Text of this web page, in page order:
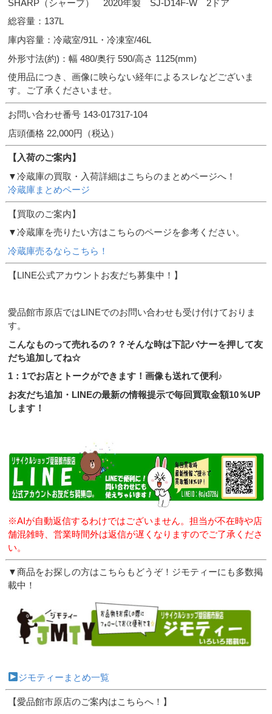
SHARP（シャープ） 2020年製 SJ-D14F-W 2ドア
総容量：137L
庫内容量：冷蔵室/91L・冷凍室/46L
外形寸法(約)：幅 480/奥行 590/高さ 1125(mm)
使用品につき、画像に映らない経年によるスレなどございま
す。ご了承くださいませ。
お問い合わせ番号 143-017317-104
店頭価格 22,000円（税込）
【入荷のご案内】
▼冷蔵庫の買取・入荷詳細はこちらのまとめページへ！
冷蔵庫まとめページ
【買取のご案内】
▼冷蔵庫を売りたい方はこちらのページを参考ください。
冷蔵庫売るならこちら！
【LINE公式アカウントお友だち募集中！】
愛品館市原店ではLINEでのお問い合わせも受け付けておりま
す。
こんなものって売れるの？？そんな時は下記バナーを押して友
だち追加してね☆
1：1でお店とトークができます！画像も送れて便利♪
お友だち追加・LINEの最新の情報提示で毎回買取金額10％UP
します！
※AIが自動返信するわけではございません。担当が不在時や店
舗混雑時、営業時間外は返信が遅くなりますのでご了承くださ
い。
▼商品をお探しの方はこちらもどうぞ！ジモティーにも多数掲
載中！
ジモティーまとめ一覧
【愛品館市原店のご案内はこちらへ！】